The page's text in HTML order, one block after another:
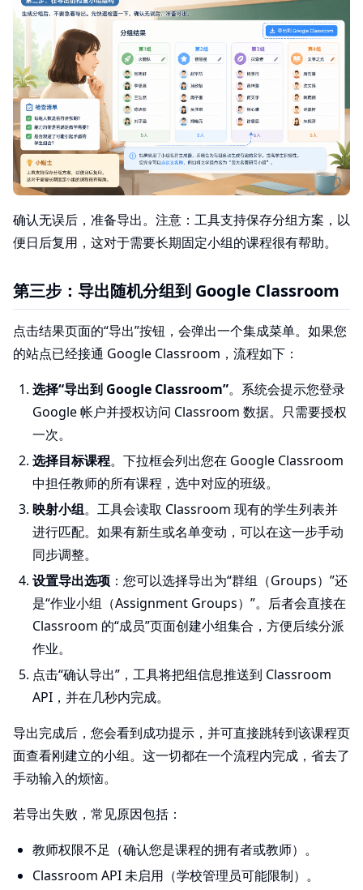
确认无误后，准备导出。注意：工具支持保存分组方案，以
便日后复用，这对于需要长期固定小组的课程很有帮助。
第三步：导出随机分组到 Google Classroom
点击结果页面的“导出”按钮，会弹出一个集成菜单。如果您
的站点已经接通 Google Classroom，流程如下：
选择“导出到 Google Classroom”。系统会提示您登录
Google 帐户并授权访问 Classroom 数据。只需要授权
一次。
选择目标课程。下拉框会列出您在 Google Classroom
中担任教师的所有课程，选中对应的班级。
映射小组。工具会读取 Classroom 现有的学生列表并
进行匹配。如果有新生或名单变动，可以在这一步手动
同步调整。
设置导出选项 ：您可以选择导出为“群组（Groups）”还
是“作业小组（Assignment Groups）”。后者会直接在
Classroom 的“成员”页面创建小组集合，方便后续分派
作业。
点击“确认导出”，工具将把组信息推送到 Classroom
API，并在几秒内完成。
导出完成后，您会看到成功提示，并可直接跳转到该课程页
面查看刚建立的小组。这一切都在一个流程内完成，省去了
手动输入的烦恼。
若导出失败，常见原因包括：
教师权限不足（确认您是课程的拥有者或教师）。
Classroom API 未启用（学校管理员可能限制）。